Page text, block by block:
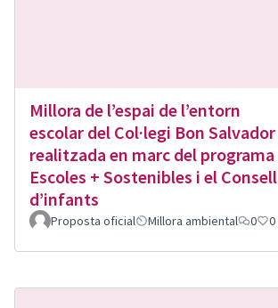
Millora de l’espai de l’entorn
escolar del Col·legi Bon Salvador
realitzada en marc del programa
Escoles + Sostenibles i el Consell
d’infants
Proposta oficial Millora ambiental 0 0